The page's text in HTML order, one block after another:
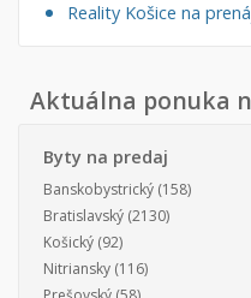
Reality Košice na
Aktuálna ponuka
Byty na predaj
Banskobystrický (158)
Bratislavský (2130)
Košický (92)
Nitriansky (116)